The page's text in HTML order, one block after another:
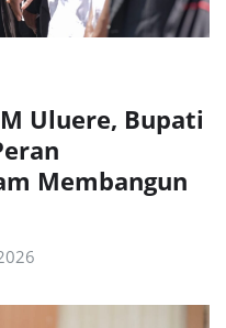
Uluere, Bupati
Membangun